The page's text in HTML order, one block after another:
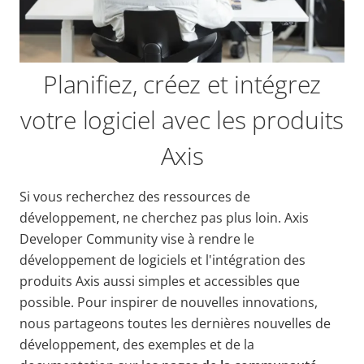
Planifiez, créez et intégrez
votre logiciel avec les produits
Axis
Si vous recherchez des ressources de
développement, ne cherchez pas plus loin. Axis
Developer Community vise à rendre le
développement de logiciels et l'intégration des
produits Axis aussi simples et accessibles que
possible. Pour inspirer de nouvelles innovations,
nous partageons toutes les dernières nouvelles de
développement, des exemples et de la